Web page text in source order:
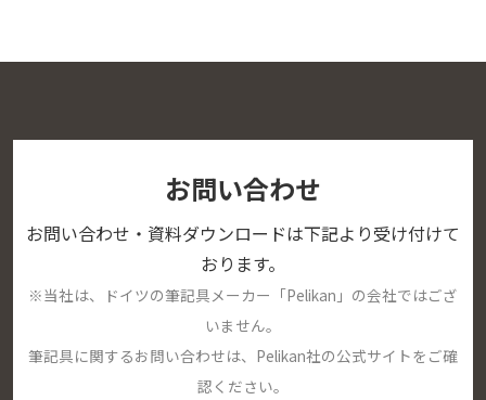
お問い合わせ
お問い合わせ・資料ダウンロードは下記より受け付けて
おります。
※当社は、ドイツの筆記具メーカー「Pelikan」の会社ではござ
いません。
筆記具に関するお問い合わせは、Pelikan社の公式サイトをご確
認ください。